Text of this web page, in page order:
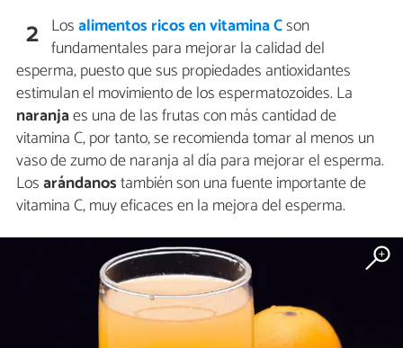
2 Losalimentos ricos en vitamina Cson
fundamentales para mejorar la calidad del
esperma, puesto que sus propiedades antioxidantes
estimulan el movimiento de los espermatozoides. La
naranjaes una de las frutas con más cantidad de
vitamina C, por tanto, se recomienda tomar al menos un
vaso de zumo de naranja al día para mejorar el esperma.
Losarándanostambién son una fuente importante de
vitamina C, muy eficaces en la mejora del esperma.